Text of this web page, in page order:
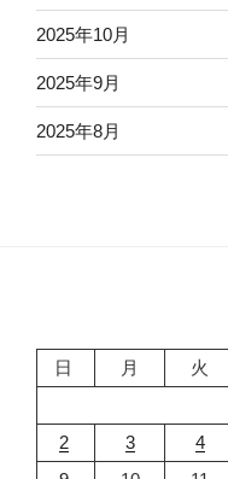
2025年10月
2025年9月
2025年8月
日
月 火
2
3 4